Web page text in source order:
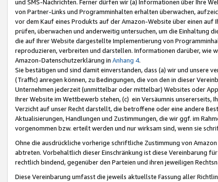
und SMS-Nachrichten. Ferner dürfen wir (a) Informationen über Ihre
von Partner-Links und Programminhalten erhalten überwachen,
vor dem Kauf eines Produkts auf der Amazon-Website über einen
prüfen, überwachen und anderweitig untersuchen, um die Einhaltung
die auf Ihrer Website dargestellte Implementierung von
reproduzieren, verbreiten und darstellen. Informationen darüber, wie
Amazon-Datenschutzerklärung in Anhang 4.
Sie bestätigen und sind damit einverstanden, dass (a) wir und
(Traffic) anregen können, zu Bedingungen, die von den in dieser
Unternehmen jederzeit (unmittelbar oder mittelbar) Websites oder
Ihrer Website im Wettbewerb stehen, (c) ein Versäumnis unsererseits,
Verzicht auf unser Recht darstellt, die betroffene oder eine andere
Aktualisierungen, Handlungen und Zustimmungen, die wir ggf. im
vorgenommen bzw. erteilt werden und nur wirksam sind, wenn sie
Ohne die ausdrückliche vorherige schriftliche Zustimmung von
abtreten. Vorbehaltlich dieser Einschränkung ist diese Vereinbarung
rechtlich bindend, gegenüber den Parteien und ihren jeweiligen
Diese Vereinbarung umfasst die jeweils aktuellste Fassung aller